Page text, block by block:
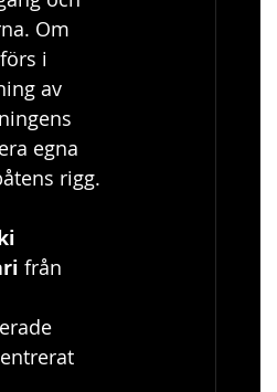
Om
i
av
egna
rigg.
från